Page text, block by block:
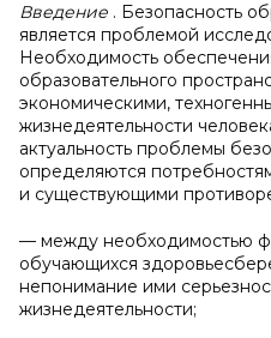
Введение . Безопасность
является проблемой
Необходимость
образовательного
экономическими,
жизнедеятельности
актуальность проблемы
определяются
и существующими
— между необходимостью
обучающихся
непонимание ими
жизнедеятельности;